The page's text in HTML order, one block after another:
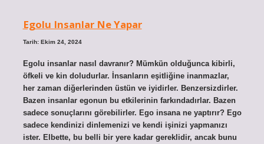
Egolu Insanlar Ne Yapar
Tarih: Ekim 24, 2024
Egolu insanlar nasıl davranır? Mümkün olduğunca kibirli,
öfkeli ve kin doludurlar. İnsanların eşitliğine inanmazlar,
her zaman diğerlerinden üstün ve iyidirler. Benzersizdirler.
Bazen insanlar egonun bu etkilerinin farkındadırlar. Bazen
sadece sonuçlarını görebilirler. Ego insana ne yaptırır? Ego
sadece kendinizi dinlemenizi ve kendi işinizi yapmanızı
ister. Elbette, bu belli bir yere kadar gereklidir, ancak bunu